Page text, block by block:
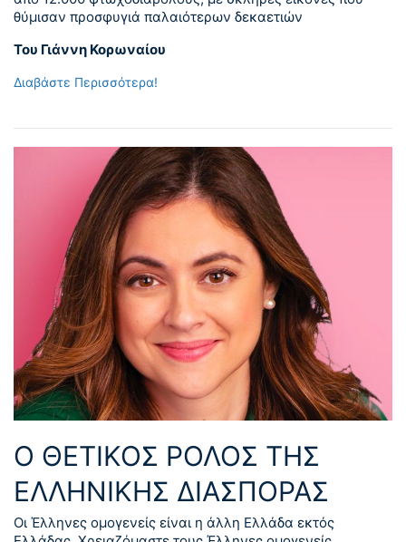
θύμισαν προσφυγιά παλαιότερων δεκαετιών
Του Γιάννη Κορωναίου
Διαβάστε Περισσότερα!
Ο ΘΕΤΙΚΟΣ ΡΟΛΟΣ ΤΗΣ
ΕΛΛΗΝΙΚΗΣ ΔΙΑΣΠΟΡΑΣ
Οι Έλληνες ομογενείς είναι η άλλη Ελλάδα εκτός